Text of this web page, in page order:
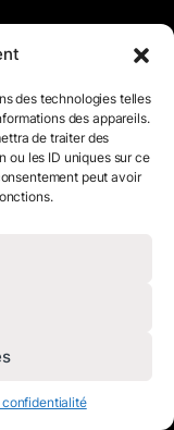
des technologies telles
des appareils.
de traiter des
ou les ID uniques sur ce
peut avoir